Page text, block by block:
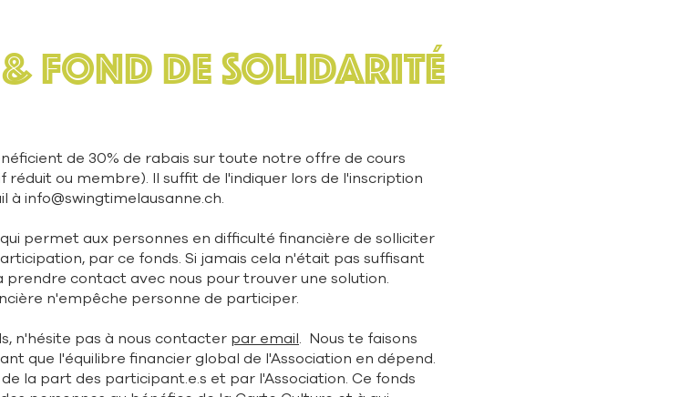
FOND DE SOLIDARITÉ
de 30% de rabais sur toute notre offre de cours
ou membre). Il suffit de l'indiquer lors de l'inscription
à info@swingtimelausanne.ch.
permet aux personnes en difficulté financière de solliciter
par ce fonds. Si jamais cela n'était pas suffisant
prendre contact avec nous pour trouver une solution.
n'empêche personne de participer.
n'hésite pas à nous contacter par email. Nous te faisons
que l'équilibre financier global de l'Association en dépend.
la part des participant.e.s et par l'Association. Ce fonds